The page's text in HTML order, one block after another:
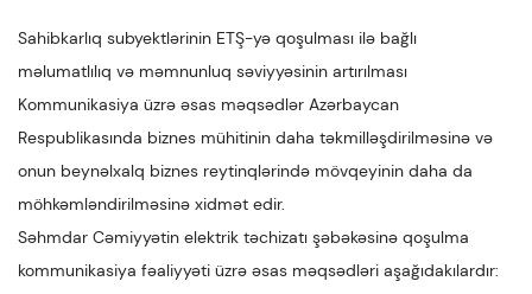
Sahibkarlıq subyektlərinin ETŞ-yə qoşulması ilə bağlı
məlumatlılıq və məmnunluq səviyyəsinin artırılması
Kommunikasiya üzrə əsas məqsədlər Azərbaycan
Respublikasında biznes mühitinin daha təkmilləşdirilməsinə və
onun beynəlxalq biznes reytinqlərində mövqeyinin daha da
möhkəmləndirilməsinə xidmət edir.
Səhmdar Cəmiyyətin elektrik təchizatı şəbəkəsinə qoşulma
kommunikasiya fəaliyyəti üzrə əsas məqsədləri aşağıdakılardır: